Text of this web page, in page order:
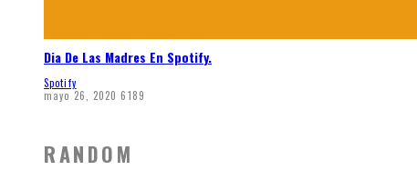
Dia De Las Madres En Spotify.
Spotify
mayo 26, 2020 6189
RANDOM